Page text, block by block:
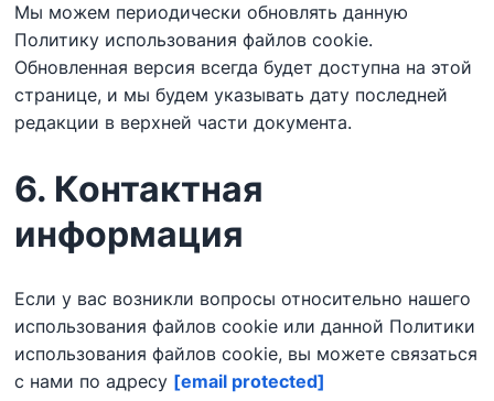
Мы можем периодически обновлять данную
Политику использования файлов cookie.
Обновленная версия всегда будет доступна на этой
странице, и мы будем указывать дату последней
редакции в верхней части документа.
6. Контактная
информация
Если у вас возникли вопросы относительно нашего
использования файлов cookie или данной Политики
использования файлов cookie, вы можете связаться
с нами по адресу [email protected]